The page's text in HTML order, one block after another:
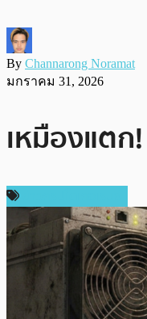
By Channarong Noramat
มกราคม 31, 2026
เหมืองแตก